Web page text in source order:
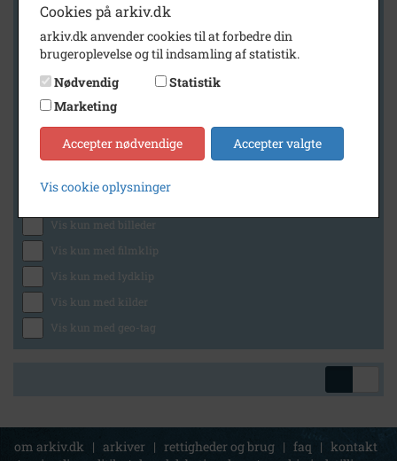
Arkiv
Lokalarkivet Alsønderup -Tjæreby
Generelt
Vis kun med billeder
Vis kun med filmklip
Vis kun med lydklip
Vis kun med kilder
Vis kun med geo-tag
om arkiv.dk | arkiver | rettigheder og brug | faq | kontakt
Cookies på arkiv.dk
arkiv.dk anvender cookies til at forbedre din
brugeroplevelse og til indsamling af statistik.
Nødvendig
Statistik
Marketing
Accepter nødvendige Accepter valgte
Vis cookie oplysninger